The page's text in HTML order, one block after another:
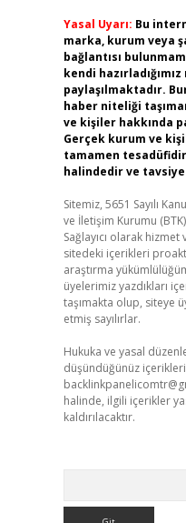
Yasal Uyarı: Bu
marka, kurum veya
bağlantısı
kendi
paylaşılmaktadır.
haber niteliği
ve kişiler hakkında
Gerçek kurum ve
tamamen
halindedir ve
Sitemiz, 5651 Sayılı
ve İletişim Kurumu
Sağlayıcı olarak
sitedeki içerikleri
araştırma
üyelerimiz yazdıkları
taşımakta olup, siteye
etmiş sayılırlar.
Hukuka ve yasal
düşündüğünüz
halinde, ilgili içerikler
kaldırılacaktır.